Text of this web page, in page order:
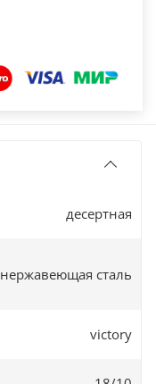
десертная
нержавеющая сталь
victory